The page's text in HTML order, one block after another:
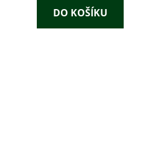
DO KOŠÍKU